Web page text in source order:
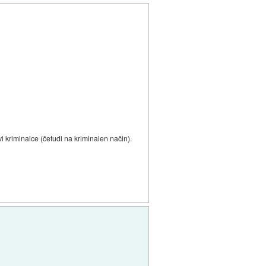
kriminalce (četudi na kriminalen način).